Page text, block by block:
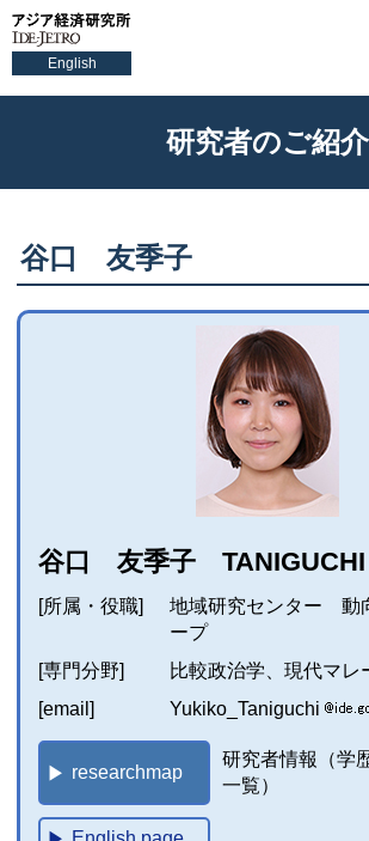
English
研究者のご紹介
谷口 友季子
谷口 友季子 TANIGUCHI
[所属・役職]
地域研究センター 動
ープ
[専門分野]
比較政治学、現代マレ
[email]
Yukiko_Taniguchi
researchmap
研究者情報（学
一覧）